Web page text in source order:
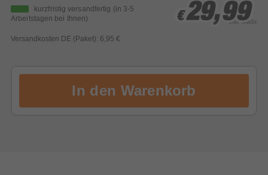
kurzfristig versandfertig (in 3-5
Arbeitstagen bei Ihnen)
Versandkosten DE (Paket): 6,95 €
€29,99
€29,99
€29,99
inkl. MwSt.